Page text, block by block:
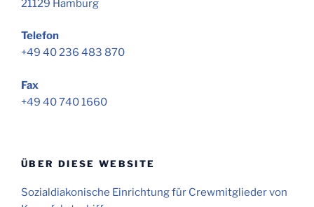
21129 Hamburg
Telefon
+49 40 236 483 870
Fax
+49 40 740 1660
ÜBER DIESE WEBSITE
Sozialdiakonische Einrichtung für Crewmitglieder von